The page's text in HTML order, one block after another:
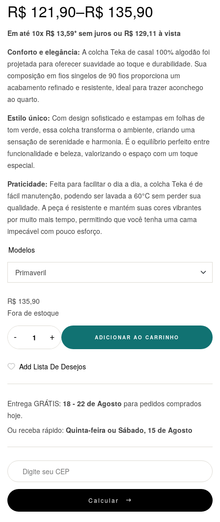
esde
clientes
em
ace.
R$ 121,90–R$ 135,90
Em até 10x R$ 13,59* sem juros ou R$ 129,11 à vista
Conforto e elegância: A colcha Teka de casal 100% algodão foi
projetada para oferecer suavidade ao toque e durabilidade. Sua
composição em fios singelos de 90 fios proporciona um
acabamento refinado e resistente, ideal para trazer aconchego
ao quarto.
Estilo único: Com design sofisticado e estampas em folhas de
tom verde, essa colcha transforma o ambiente, criando uma
sensação de serenidade e harmonia. É o equilíbrio perfeito entre
funcionalidade e beleza, valorizando o espaço com um toque
especial.
Praticidade: Feita para facilitar o dia a dia, a colcha Teka é de
fácil manutenção, podendo ser lavada a 60°C sem perder sua
qualidade. A peça é resistente e mantém suas cores vibrantes
por muito mais tempo, permitindo que você tenha uma cama
impecável com pouco esforço.
Modelos
R$ 135,90
Fora de estoque
- + ADICIONAR AO CARRINHO
Add Lista De Desejos
Entrega GRÁTIS: 18 - 22 de Agosto para pedidos comprados
hoje.
Ou receba rápido: Quinta-feira ou Sábado, 15 de Agosto
Calcular